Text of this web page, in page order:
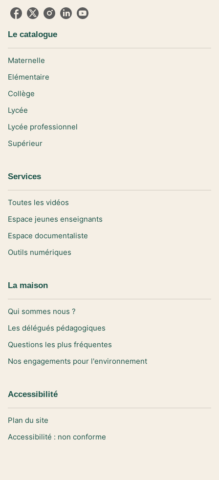
Le catalogue
Maternelle
Elémentaire
Collège
Lycée
Lycée professionnel
Supérieur
Services
Toutes les vidéos
Espace jeunes enseignants
Espace documentaliste
Outils numériques
La maison
Qui sommes nous ?
Les délégués pédagogiques
Questions les plus fréquentes
Nos engagements pour l'environnement
Accessibilité
Plan du site
Accessibilité : non conforme